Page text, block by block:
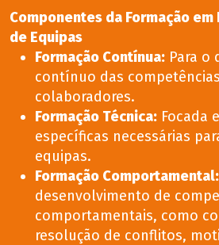
Componentes da Formação
de Equipas
Formação Contínua: Para o
contínuo das
colaboradores.
Formação Técnica: Focada
específicas necessárias
equipas.
Formação Comportamental:
desenvolvimento de
comportamentais, como
resolução de conflitos,